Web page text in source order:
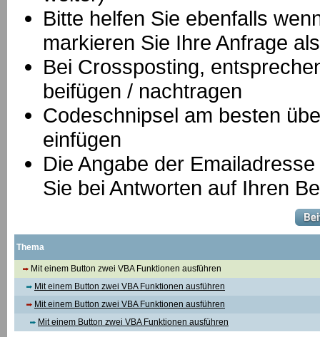
Bitte helfen Sie ebenfalls
markieren Sie Ihre Anfrage
Bei Crossposting,
beifügen / nachtragen
Codeschnipsel am besten
einfügen
Die Angabe der
Sie bei Antworten auf Ihren
Thema
Mit einem Button zwei VBA Funktionen ausführen
Mit einem Button zwei VBA Funktionen ausführen
Mit einem Button zwei VBA Funktionen ausführen
Mit einem Button zwei VBA Funktionen ausführen